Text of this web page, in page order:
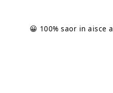
😀 100% saor in aisce